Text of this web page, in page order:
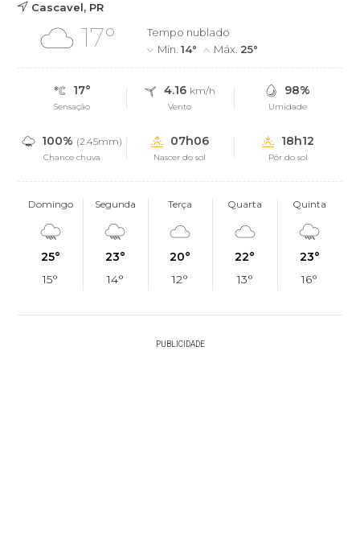
Cascavel, PR
17°
Tempo nublado
Mín.14° Máx. 25°
17°
Sensação
4.16 km/h
Vento
98%
Umidade
100% (2.45mm)
Chance chuva
07h06
Nascer do sol
18h12
Pôr do sol
Domingo
25°
15°
Segunda
23°
14°
Terça
20°
12°
Quarta
22°
13°
Quinta
23°
16°
PUBLICIDADE